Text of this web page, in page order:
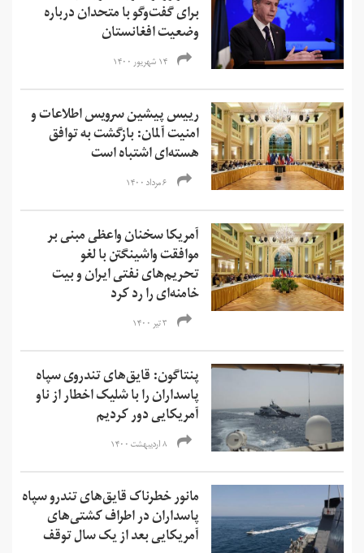
برای گفت‌وگو با متحدان درباره
وضعیت افغانستان
۱۴ شهریور ۱۴۰۰
رییس پیشین سرویس اطلاعات و
امنیت آلمان: بازگشت به توافق
هسته‌ای اشتباه است
۶ مرداد ۱۴۰۰
آمریکا سخنان واعظی مبنی بر
موافقت واشینگتن با لغو
تحریم‌های نفتی ایران و بیت
خامنه‌ای را رد کرد
۳ تیر ۱۴۰۰
پنتاگون: قایق‌های تندروی سپاه
پاسداران را با شلیک اخطار از ناو
آمریکایی دور کردیم
۸ اردیبهشت ۱۴۰۰
مانور خطرناک قایق‌های تندرو سپاه
پاسداران در اطراف کشتی‌های
آمریکایی بعد از یک سال توقف